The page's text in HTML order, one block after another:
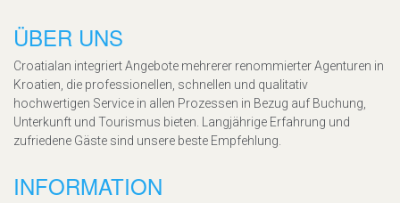
ÜBER UNS
Croatialan integriert Angebote mehrerer renommierter Agenturen in
Kroatien, die professionellen, schnellen und qualitativ
hochwertigen Service in allen Prozessen in Bezug auf Buchung,
Unterkunft und Tourismus bieten. Langjährige Erfahrung und
zufriedene Gäste sind unsere beste Empfehlung.
INFORMATION